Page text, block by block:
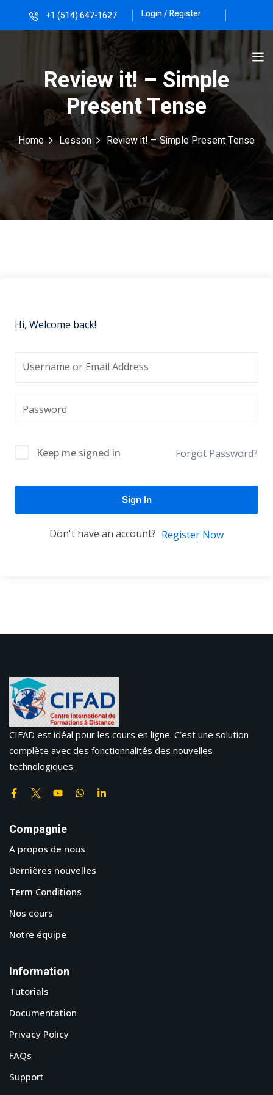
+1 (514) 647-1627 Login / Register
Review it! – Simple
Present Tense
Home Lesson Review it! – Simple Present Tense
Hi, Welcome back!
Keep me signed in Forgot Password?
Sign In
Don't have an account? Register Now
CIFAD est idéal pour les cours en ligne. C’est une solution
complète avec des fonctionnalités des nouvelles
technologiques.
Compagnie
A propos de nous
Dernières nouvelles
Term Conditions
Nos cours
Notre équipe
Information
Tutorials
Documentation
Privacy Policy
FAQs
Support
Sign in Sign up
Sign in
Don’t have an account?Sign up
Remember me Lost your password?